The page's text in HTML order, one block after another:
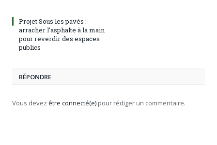
Projet Sous les pavés :
arracher l’asphalte à la main
pour reverdir des espaces
publics
RÉPONDRE
Vous devez être connecté(e) pour rédiger un commentaire.